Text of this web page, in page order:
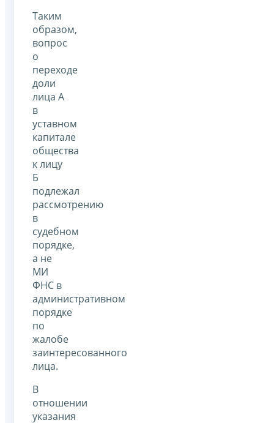
Таким
образом,
вопрос
о
переходе
доли
лица А
в
уставном
капитале
общества
к лицу
Б
подлежал
рассмотрению
в
судебном
порядке,
а не
МИ
ФНС в
административном
порядке
по
жалобе
заинтересованного
лица.
В
отношении
указания